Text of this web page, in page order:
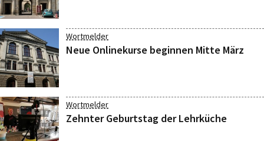
Wortmelder
Neue Onlinekurse beginnen Mitte März
Wortmelder
Zehnter Geburtstag der Lehrküche